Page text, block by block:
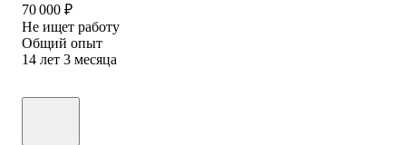
70 000 ₽
Не ищет работу
Общий опыт
14 лет 3 месяца